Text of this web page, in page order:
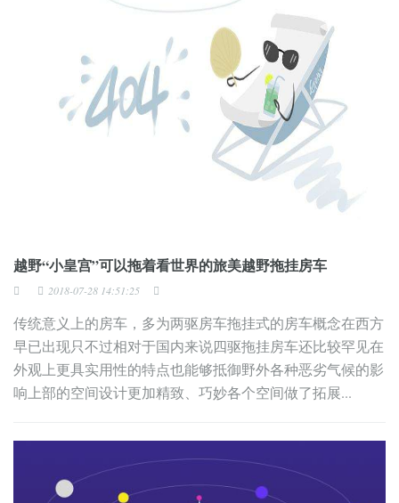
越野“小皇宫”可以拖着看世界的旅美越野拖挂房车
2018-07-28 14:51:25
传统意义上的房车，多为两驱房车拖挂式的房车概念在西方
早已出现只不过相对于国内来说四驱拖挂房车还比较罕见在
外观上更具实用性的特点也能够抵御野外各种恶劣气候的影
响上部的空间设计更加精致、巧妙各个空间做了拓展...